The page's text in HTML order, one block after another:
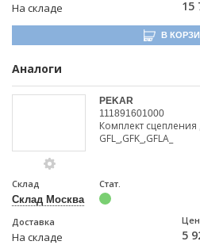
На складе 15
В
Аналоги
PEKAR
111891601000
Комплект сцепления
GFL_,GFK_,GFLA_
Склад
Склад Москва
Стат.
Доставка
На складе 5